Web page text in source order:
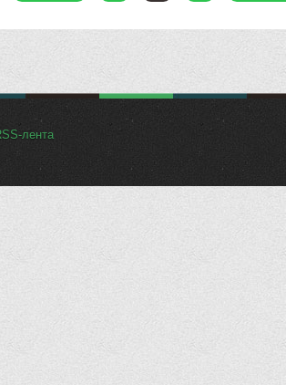
лента